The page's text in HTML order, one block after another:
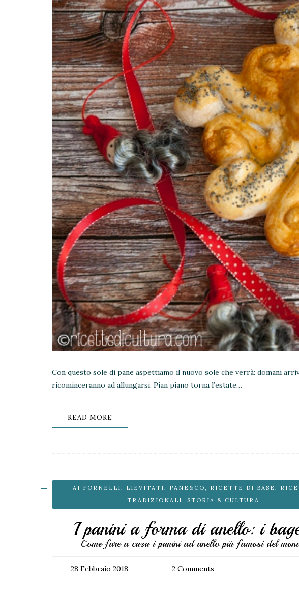
Con questo sole di pane aspettiamo il nuovo sole che verrà: domani
ricominceranno ad allungarsi. Pian piano torna l’estate…
READ MORE
AI FORNELLI , LIEVITATI , PANE&CO , RICETTE DI BASE ,
TRADIZIONALI , STORIA & CULTURA
I panini a forma di anello: i
Come fare a casa i panini ad anello più famosi del
28 Febbraio 2018 2 Comments